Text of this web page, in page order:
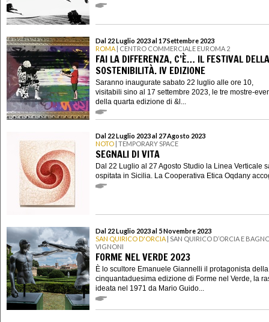
Dal 22 Luglio 2023 al 17 Settembre 2023
ROMA | CENTRO COMMERCIALE EUROMA 2
FAI LA DIFFERENZA, C’È… IL FESTIVAL DELLA
SOSTENIBILITÀ. IV EDIZIONE
Saranno inaugurate sabato 22 luglio alle ore 10,
visitabili sino al 17 settembre 2023, le tre mostre-
della quarta edizione di &l...
Dal 22 Luglio 2023 al 27 Agosto 2023
NOTO | TEMPORARY SPACE
SEGNALI DI VITA
Dal 22 Luglio al 27 Agosto Studio la Linea Verticale
ospitata in Sicilia. La Cooperativa Etica Oqdany
Dal 22 Luglio 2023 al 5 Novembre 2023
SAN QUIRICO D'ORCIA | SAN QUIRICO D’ORCIA E
VIGNONI
FORME NEL VERDE 2023
È lo scultore Emanuele Giannelli il protagonista della
cinquantaduesima edizione di Forme nel Verde, la
ideata nel 1971 da Mario Guido...